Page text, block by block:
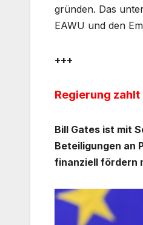
gründen. Das
EAWU und den
+++
Regierung
Bill Gates ist mit
Beteiligungen an
finanziell fördern